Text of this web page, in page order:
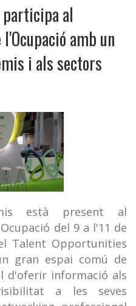
participa al
amb un
i als sectors
està present al
del 9 a l'11 de
Talent Opportunities
gran espai comú de
d'oferir informació als
a les seves